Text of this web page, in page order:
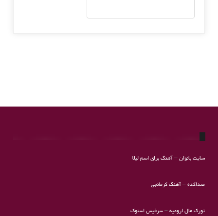
سایت بانوان– آهنگ برای اسم لیلا
صداکده– آهنگ کرمانجی
تورک مال ارومیه–سرفیس استوک